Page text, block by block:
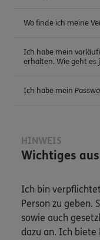
Wo finde ich meine
Ich habe mein
erhalten. Wie geht es
Ich habe mein
HINWEIS
Wichtiges
Ich bin
Person zu geben.
sowie auch
dazu an. Ich biete